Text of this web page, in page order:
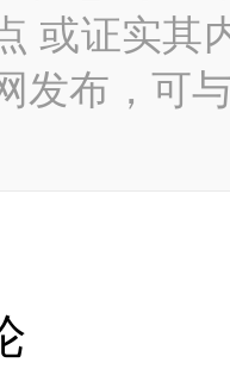
或证实其
发布，可